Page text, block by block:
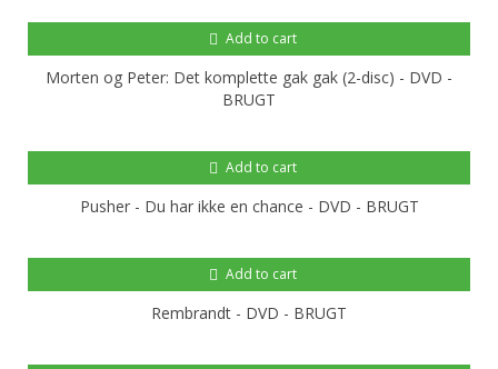
Add to cart
Morten og Peter: Det komplette gak gak (2-disc) - DVD -
BRUGT
Add to cart
Pusher - Du har ikke en chance - DVD - BRUGT
Add to cart
Rembrandt - DVD - BRUGT